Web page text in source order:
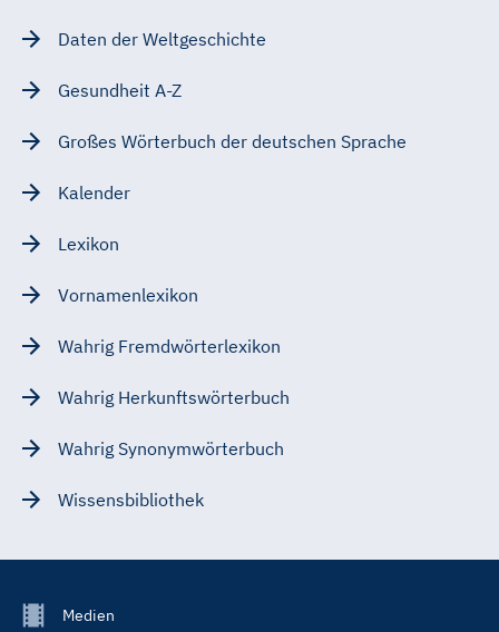
Daten der Weltgeschichte
Gesundheit A-Z
Großes Wörterbuch der deutschen Sprache
Kalender
Lexikon
Vornamenlexikon
Wahrig Fremdwörterlexikon
Wahrig Herkunftswörterbuch
Wahrig Synonymwörterbuch
Wissensbibliothek
FooterMedien